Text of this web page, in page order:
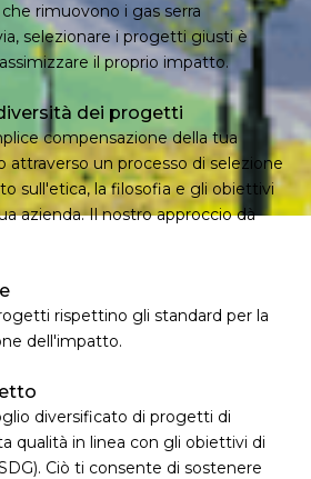
rimuovono i gas serra
selezionare i progetti giusti è
il proprio impatto.
dei progetti
compensazione della tua
attraverso un processo di selezione
sull'etica, la filosofia e gli obiettivi
azienda. Il nostro approccio dà
rispettino gli standard per la
dell'impatto.
diversificato di progetti di
qualità in linea con gli obiettivi di
Ciò ti consente di sostenere